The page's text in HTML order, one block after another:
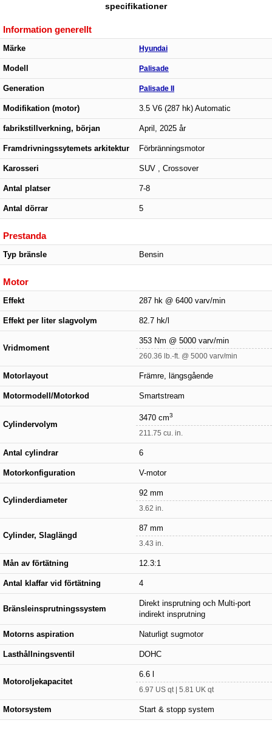
specifikationer
Information generellt
Märke Hyundai
Modell Palisade
Generation Palisade II
Modifikation (motor) 3.5 V6 (287 hk) Automatic
fabrikstillverkning, början April, 2025 år
Framdrivningssytemets arkitektur Förbränningsmotor
Karosseri SUV , Crossover
Antal platser 7-8
Antal dörrar 5
Prestanda
Typ bränsle Bensin
Motor
Effekt 287 hk @ 6400 varv/min
Effekt per liter slagvolym 82.7 hk/l
Vridmoment
353 Nm @ 5000 varv/min
260.36 lb.-ft. @ 5000 varv/min
Motorlayout Främre, längsgående
Motormodell/Motorkod Smartstream
Cylindervolym
3470 cm3
211.75 cu. in.
Antal cylindrar 6
Motorkonfiguration V-motor
Cylinderdiameter
92 mm
3.62 in.
Cylinder, Slaglängd
87 mm
3.43 in.
Mån av förtätning 12.3:1
Antal klaffar vid förtätning 4
Bränsleinsprutningssystem
Direkt insprutning och Multi-port
indirekt insprutning
Motorns aspiration Naturligt sugmotor
Lasthållningsventil DOHC
Motoroljekapacitet
6.6 l
6.97 US qt | 5.81 UK qt
Motorsystem Start & stopp system